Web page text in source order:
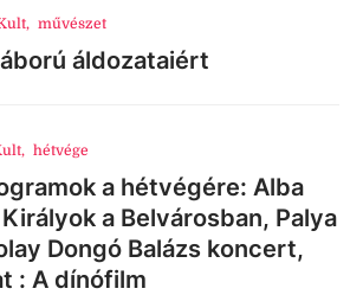
, művészet
áldozataiért
, hétvége
a hétvégére: Alba
a Belvárosban, Palya
Dongó Balázs koncert,
: A dínófilm